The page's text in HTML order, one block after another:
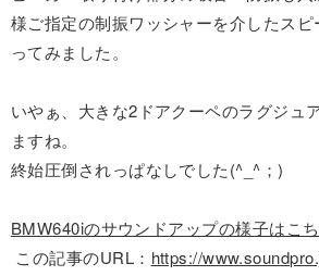
様ご指定の制振ワッシャーを介したス
ってみました。
いやぁ、大きな2ドアクーペのラグジュ
ますね。
終始圧倒されっぱなしでした(^_^；)
BMW640iのサウンドアップの様子はこ
この記事のURL： https://